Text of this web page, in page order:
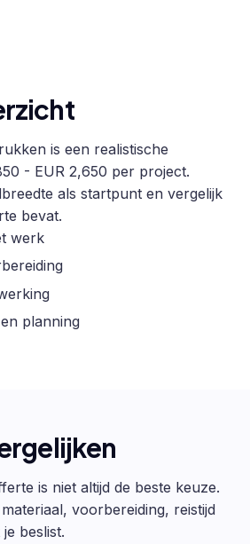
is een realistische
- EUR 2,650 per project.
als startpunt en vergelijk
bevat.
werk
planning
is niet altijd de beste keuze.
voorbereiding, reistijd
beslist.